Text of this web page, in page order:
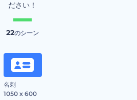
ださい！
22のシーン
名刺
1050 x 600